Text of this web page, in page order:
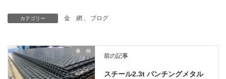
カテゴリー 金 網 、 ブログ
事 例
前の記事
スチール2.3t パンチングメタル